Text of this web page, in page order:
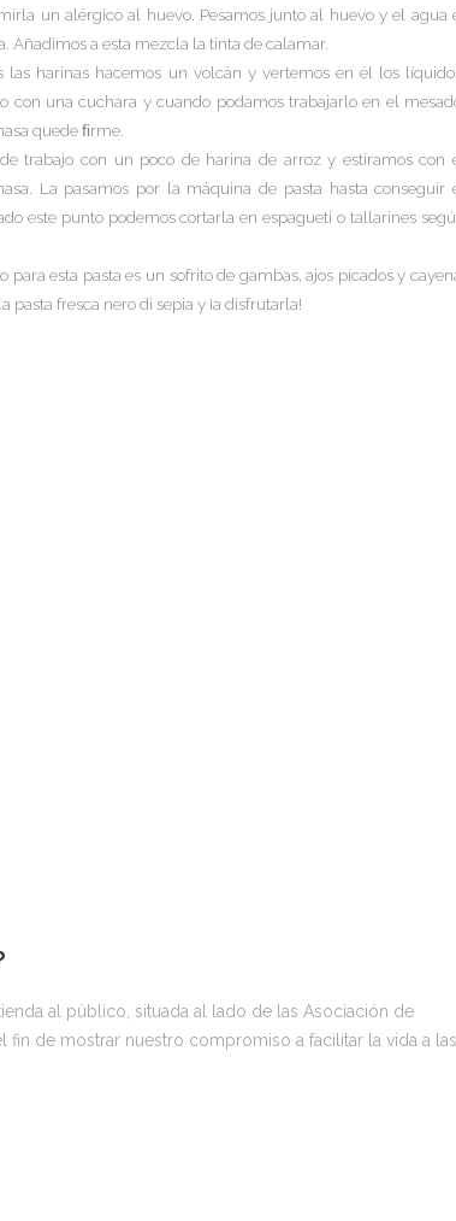
un alérgico al huevo. Pesamos junto al huevo y el agua
Añadimos a esta mezcla la tinta de calamar.
las harinas hacemos un volcán y vertemos en él los
con una cuchara y cuando podamos trabajarlo en el
quede ﬁrme.
trabajo con un poco de harina de arroz y estiramos con
La pasamos por la máquina de pasta hasta conseguir
este punto podemos cortarla en espagueti o tallarines
esta pasta es un sofrito de gambas, ajos picados y
pasta fresca nero di sepia y ¡a disfrutarla!
al público, situada al lado de las Asociación de
fin de mostrar nuestro compromiso a facilitar la vida a las